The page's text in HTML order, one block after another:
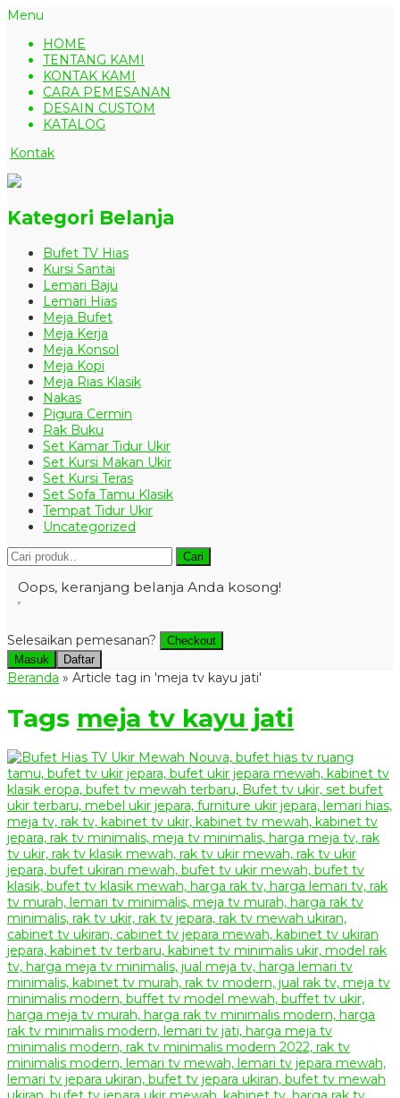
Menu
HOME
TENTANG KAMI
KONTAK KAMI
CARA PEMESANAN
DESAIN CUSTOM
KATALOG
Kontak
Kategori Belanja
Bufet TV Hias
Kursi Santai
Lemari Baju
Lemari Hias
Meja Bufet
Meja Kerja
Meja Konsol
Meja Kopi
Meja Rias Klasik
Nakas
Pigura Cermin
Rak Buku
Set Kamar Tidur Ukir
Set Kursi Makan Ukir
Set Kursi Teras
Set Sofa Tamu Klasik
Tempat Tidur Ukir
Uncategorized
Cari
Oops, keranjang belanja Anda kosong!
Selesaikan pemesanan?
Checkout
Masuk
Daftar
Beranda » Article tag in 'meja tv kayu jati'
Tags meja tv kayu jati